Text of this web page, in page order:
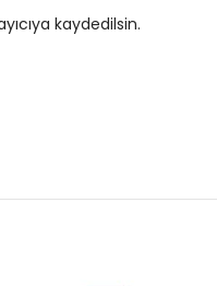
kaydedilsin.